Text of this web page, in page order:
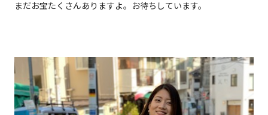
まだお宝たくさんありますよ。お待ちしています。